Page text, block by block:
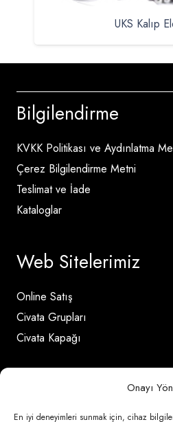
Onayı
En iyi deneyimleri sunmak için, cihaz
UKS Kalıp
Bilgilendirme
KVKK Politikası ve Aydınlatma
Çerez Bilgilendirme Metni
Teslimat ve İade
Kataloglar
Web Sitelerimiz
Online Satış
Civata Grupları
Civata Kapağı
İletişim Detayları